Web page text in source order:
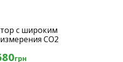
с широким
CO2
давления и
грн